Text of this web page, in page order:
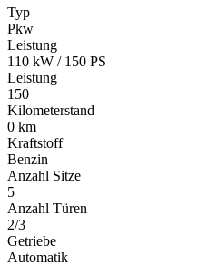
Typ
Pkw
Leistung
110 kW / 150 PS
Leistung
150
Kilometerstand
0 km
Kraftstoff
Benzin
Anzahl Sitze
5
Anzahl Türen
2/3
Getriebe
Automatik